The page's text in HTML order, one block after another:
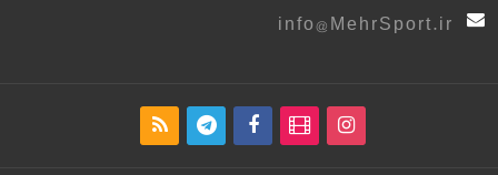
info@MehrSport.ir